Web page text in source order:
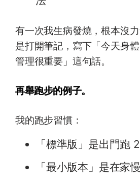
有一次我生病發燒，根本沒
是打開筆記，寫下「今天身
管理很重要」這句話。
再舉跑步的例子。
我的跑步習慣：
「標準版」是出門跑
「最小版本」是在家